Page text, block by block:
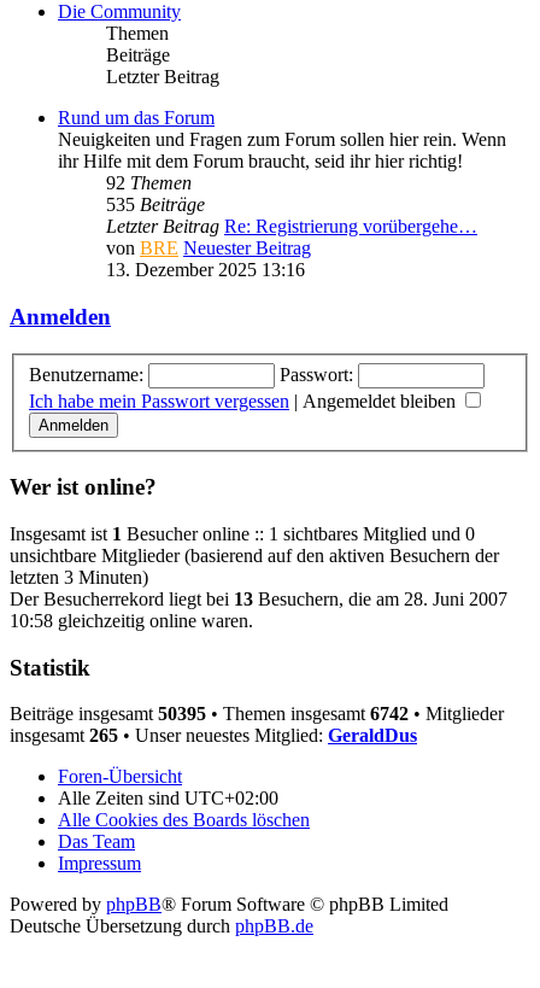
Die Community
Themen
Beiträge
Letzter Beitrag
Rund um das Forum
Neuigkeiten und Fragen zum Forum sollen hier rein. Wenn
ihr Hilfe mit dem Forum braucht, seid ihr hier richtig!
92 Themen
535 Beiträge
Letzter Beitrag Re: Registrierung vorübergehe…
von BRE Neuester Beitrag
13. Dezember 2025 13:16
Anmelden
Benutzername:
Passwort:
Ich habe mein Passwort vergessen | Angemeldet bleiben
Wer ist online?
Insgesamt ist 1 Besucher online :: 1 sichtbares Mitglied und 0
unsichtbare Mitglieder (basierend auf den aktiven Besuchern der
letzten 3 Minuten)
Der Besucherrekord liegt bei 13 Besuchern, die am 28. Juni 2007
10:58 gleichzeitig online waren.
Statistik
Beiträge insgesamt 50395 • Themen insgesamt 6742 • Mitglieder
insgesamt 265 • Unser neuestes Mitglied: GeraldDus
Foren-Übersicht
Alle Zeiten sind UTC+02:00
Alle Cookies des Boards löschen
Das Team
Impressum
Powered by phpBB® Forum Software © phpBB Limited
Deutsche Übersetzung durch phpBB.de